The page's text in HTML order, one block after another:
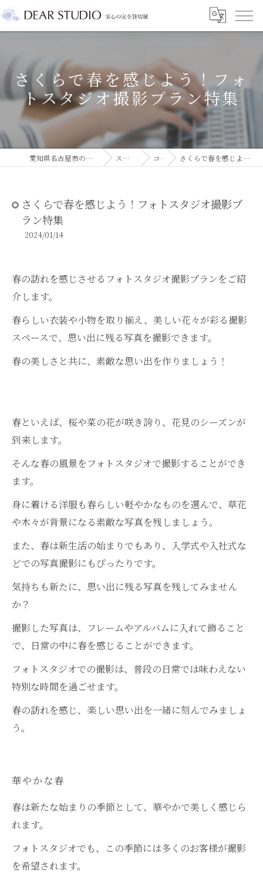
さくらで春を感じよう！フォ
トスタジオ撮影プラン特集
愛知県名古屋市のフォトスタジオならDEAR STUDIO スタジオコラム コラム さくらで春を感じよう！フォトスタジオ撮影プラン特集
さくらで春を感じよう！フォトスタジオ撮影プ
ラン特集
2024/01/14
春の訪れを感じさせるフォトスタジオ撮影プランをご紹
介します。
春らしい衣装や小物を取り揃え、美しい花々が彩る撮影
スペースで、思い出に残る写真を撮影できます。
春の美しさと共に、素敵な思い出を作りましょう！
春といえば、桜や菜の花が咲き誇り、花見のシーズンが
到来します。
そんな春の風景をフォトスタジオで撮影することができ
ます。
身に着ける洋服も春らしい軽やかなものを選んで、草花
や木々が背景になる素敵な写真を残しましょう。
また、春は新生活の始まりでもあり、入学式や入社式な
どでの写真撮影にもぴったりです。
気持ちも新たに、思い出に残る写真を残してみません
か？
撮影した写真は、フレームやアルバムに入れて飾ること
で、日常の中に春を感じることができます。
フォトスタジオでの撮影は、普段の日常では味わえない
特別な時間を過ごせます。
春の訪れを感じ、楽しい思い出を一緒に刻んでみましょ
う。
華やかな春
春は新たな始まりの季節として、華やかで美しく感じら
れます。
フォトスタジオでも、この季節には多くのお客様が撮影
を希望されます。